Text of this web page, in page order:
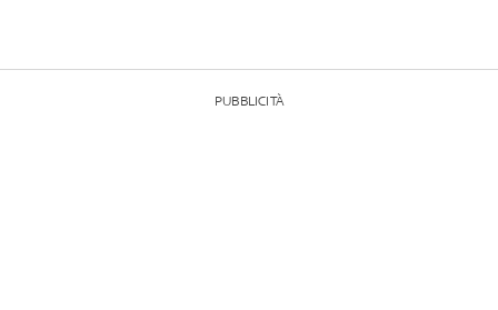
PUBBLICITÀ